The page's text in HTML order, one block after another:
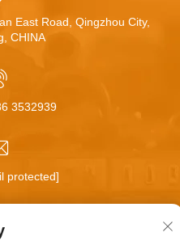
East Road, Qingzhou City,
CHINA
3532939
protected]
Wheel Co.,Ltd Alle Rechte